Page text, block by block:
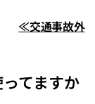
≪交通事故外
てますか